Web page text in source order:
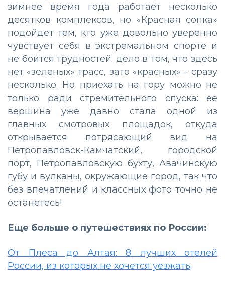
зимнее время года работает несколько
десятков комплексов, но «Красная сопка»
подойдет тем, кто уже довольно уверенно
чувствует себя в экстремальном спорте и
не боится трудностей: дело в том, что здесь
нет «зеленых» трасс, зато «красных» – сразу
несколько. Но приехать на гору можно не
только ради стремительного спуска: ее
вершина уже давно стала одной из
главных смотровых площадок, откуда
открывается потрясающий вид на
Петропавловск-Камчатский, городской
порт, Петропавловскую бухту, Авачинскую
губу и вулканы, окружающие город, так что
без впечатлений и классных фото точно не
останетесь!
Еще больше о путешествиях по России:
От Плеса до Алтая: 8 лучших отелей
России, из которых не хочется уезжать